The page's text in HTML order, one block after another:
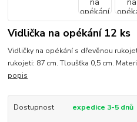
Vidlička na opékání 12 ks
Vidličky na opékání s dřevěnou
rukojeti: 87 cm. Tloušťka 0,5 cm.
popis
Dostupnost expedice 3-5 dnů